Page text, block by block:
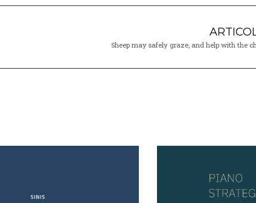
Sheep may safely graze, and help with the